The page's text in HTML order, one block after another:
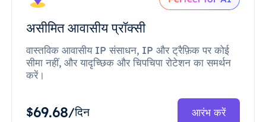
असीमित आवासीय प्रॉक्सी
वास्तविक आवासीय IP संसाधन, IP और ट्रैफ़िक पर कोई
सीमा नहीं, और यादृच्छिक और चिपचिपा रोटेशन का समर्थन
करें।
$69.68/दिन आरंभ करें